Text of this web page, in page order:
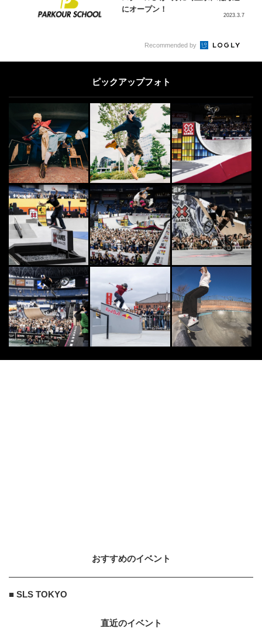
にオープン！
2023.3.7
“アナスタシア・アシュリー”美女サ
[PR] FREESTYLE
フリースタイルフットボールの
「今」を歴史に刻み、シーンの未来
を描く2人のプロフェ...
2026.5.25
7 PARK
「みんなから憧れられるBMXライ
ダーになりたい」弱冠15歳のBMX
エリートライダ...
2023.3.17
8
渋谷・代々木公園にて日本最大級の
ドローンショーやアーバンスポーツ
イベントを開催！...
2026.1.30
9 FREESTYLE
住友生命福祉文化財団
6
7
Recommended by
ピックアップフォト
おすすめのイベント
■ SLS TOKYO
直近のイベント